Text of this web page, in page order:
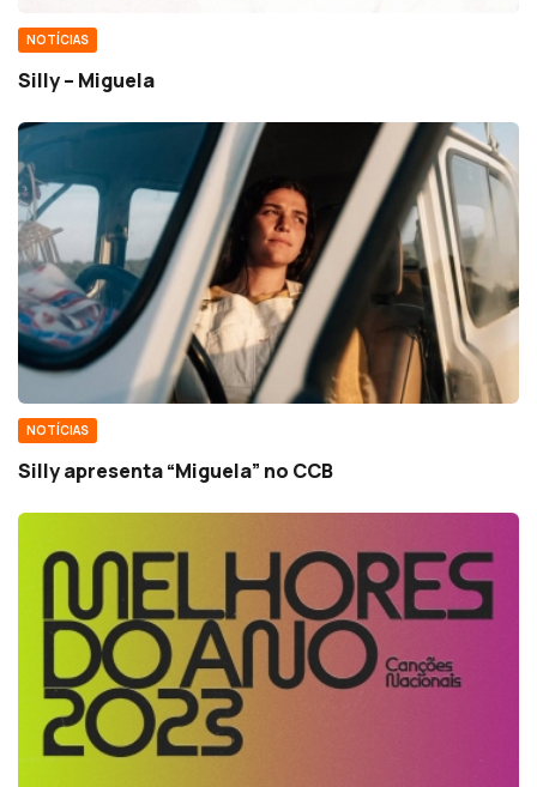
NOTÍCIAS
Silly – Miguela
NOTÍCIAS
Silly apresenta “Miguela” no CCB